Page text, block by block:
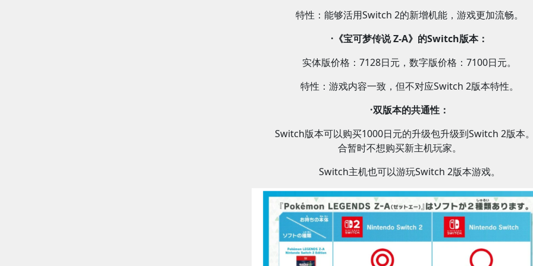
特性：能够活用Switch 2的新增机能，游戏更加流畅。
·《宝可梦传说 Z-A》的Switch版本：
实体版价格：7128日元，数字版价格：7100日元。
特性：游戏内容一致，但不对应Switch 2版本特性。
·双版本的共通性：
Switch版本可以购买1000日元的升级包升级到Switch 2版本
合暂时不想购买新主机玩家。
Switch主机也可以游玩Switch 2版本游戏。